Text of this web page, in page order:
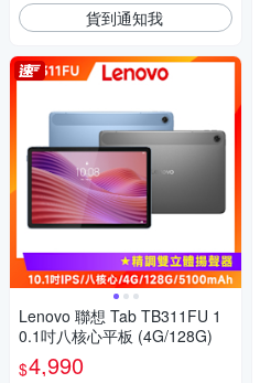
貨到通知我
Lenovo 聯想 Tab TB311FU 1
0.1吋八核心平板 (4G/128G)
$4,990